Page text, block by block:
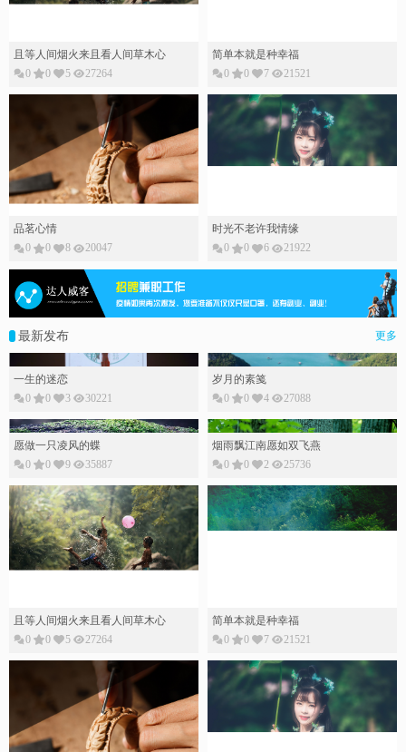
且等人间烟火来且看人间草木心
0
0 5 27264
简单本就是种幸福
0
0 7 21521
品茗心情
0
0 8 20047
时光不老许我情缘
0
0 6 21922
最新发布 更多
一生的迷恋
0
0 3 30221
岁月的素䇳
0
0 4 27088
愿做一只凌风的蝶
0
0 9 35887
烟雨飘江南愿如双飞燕
0
0 2 25736
且等人间烟火来且看人间草木心
0
0 5 27264
简单本就是种幸福
0
0 7 21521